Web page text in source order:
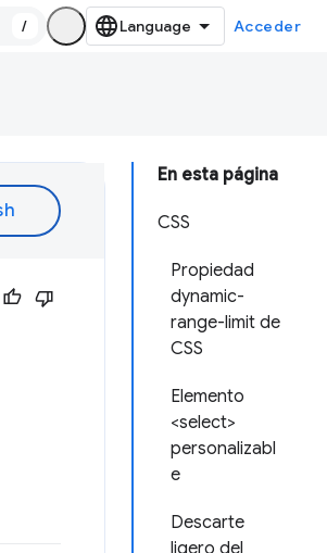
/ Acceder
En esta página
CSS
Propiedad
dynamic-
range-limit de
CSS
Elemento
<select>
personalizabl
e
Descarte
ligero del